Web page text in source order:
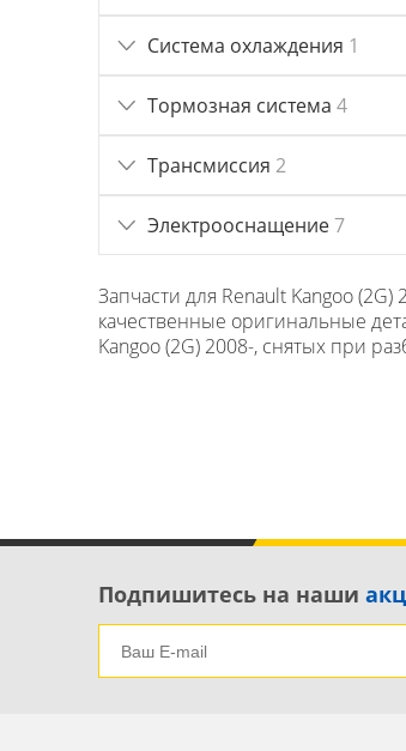
Система охлаждения 1
Тормозная система 4
Трансмиссия 2
Электрооснащение7
Запчасти для Renault Kangoo
качественные оригинальные
Kangoo (2G) 2008-, снятых при
Подпишитесь на наши